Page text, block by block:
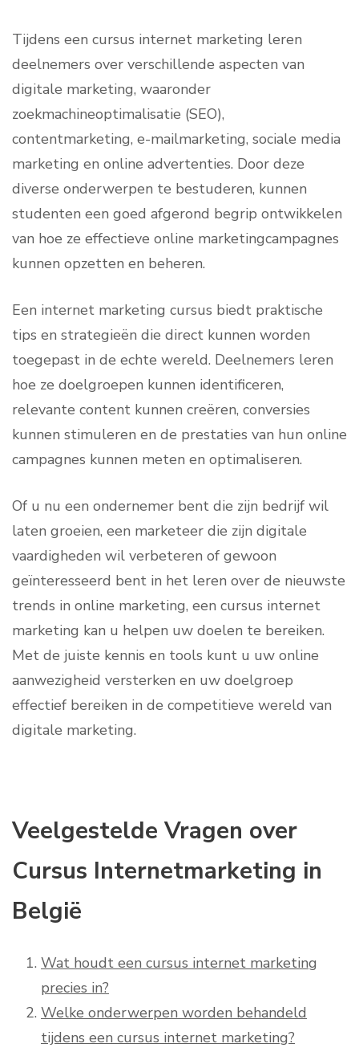
Tijdens een cursus internet marketing leren
deelnemers over verschillende aspecten van
digitale marketing, waaronder
zoekmachineoptimalisatie (SEO),
contentmarketing, e-mailmarketing, sociale media
marketing en online advertenties. Door deze
diverse onderwerpen te bestuderen, kunnen
studenten een goed afgerond begrip ontwikkelen
van hoe ze effectieve online marketingcampagnes
kunnen opzetten en beheren.
Een internet marketing cursus biedt praktische
tips en strategieën die direct kunnen worden
toegepast in de echte wereld. Deelnemers leren
hoe ze doelgroepen kunnen identificeren,
relevante content kunnen creëren, conversies
kunnen stimuleren en de prestaties van hun online
campagnes kunnen meten en optimaliseren.
Of u nu een ondernemer bent die zijn bedrijf wil
laten groeien, een marketeer die zijn digitale
vaardigheden wil verbeteren of gewoon
geïnteresseerd bent in het leren over de nieuwste
trends in online marketing, een cursus internet
marketing kan u helpen uw doelen te bereiken.
Met de juiste kennis en tools kunt u uw online
aanwezigheid versterken en uw doelgroep
effectief bereiken in de competitieve wereld van
digitale marketing.
Veelgestelde Vragen over
Cursus Internetmarketing in
België
Wat houdt een cursus internet marketing
precies in?
Welke onderwerpen worden behandeld
tijdens een cursus internet marketing?